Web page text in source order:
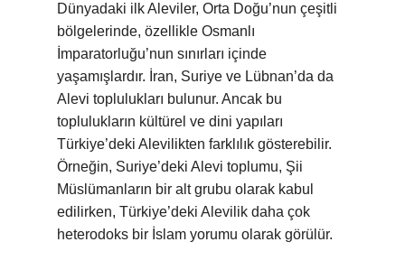
Dünyadaki ilk Aleviler, Orta Doğu’nun çeşitli
bölgelerinde, özellikle Osmanlı
İmparatorluğu’nun sınırları içinde
yaşamışlardır. İran, Suriye ve Lübnan’da da
Alevi toplulukları bulunur. Ancak bu
toplulukların kültürel ve dini yapıları
Türkiye’deki Alevilikten farklılık gösterebilir.
Örneğin, Suriye’deki Alevi toplumu, Şii
Müslümanların bir alt grubu olarak kabul
edilirken, Türkiye’deki Alevilik daha çok
heterodoks bir İslam yorumu olarak görülür.